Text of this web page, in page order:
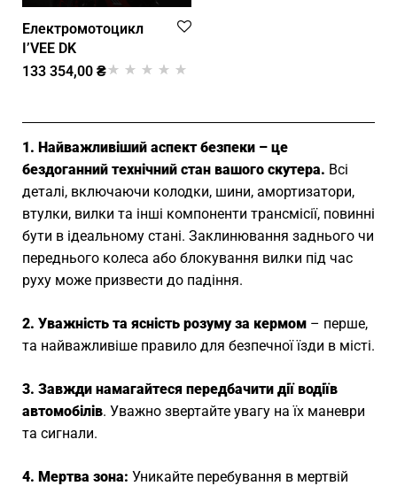
Електромотоцикл
I’VEE DK
133 354,00 ₴
опитування
покупця
1. Найважливіший аспект безпеки – це
бездоганний технічний стан вашого скутера. Всі
деталі, включаючи колодки, шини, амортизатори,
втулки, вилки та інші компоненти трансмісії, повинні
бути в ідеальному стані. Заклинювання заднього чи
переднього колеса або блокування вилки під час
руху може призвести до падіння.
2. Уважність та ясність розуму за кермом – перше,
та найважливіше правило для безпечної їзди в місті.
3. Завжди намагайтеся передбачити дії водіїв
автомобілів. Уважно звертайте увагу на їх маневри
та сигнали.
4. Мертва зона: Уникайте перебування в мертвій